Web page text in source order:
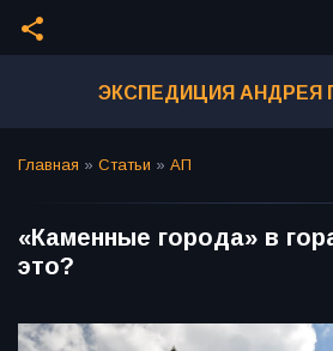
share
ЭКСПЕДИЦИЯ АНДРЕЯ
Главная » Статьи » АП
«Каменные города» в
это?